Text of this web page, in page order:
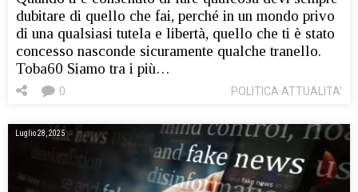
dubitare di quello che fai, perché in un mondo privo
di una qualsiasi tutela e libertà, quello che ti è stato
concesso nasconde sicuramente qualche tranello.
Toba60 Siamo tra i più…
POLITICA ATTUALITA'
0
Luglio 28, 2025